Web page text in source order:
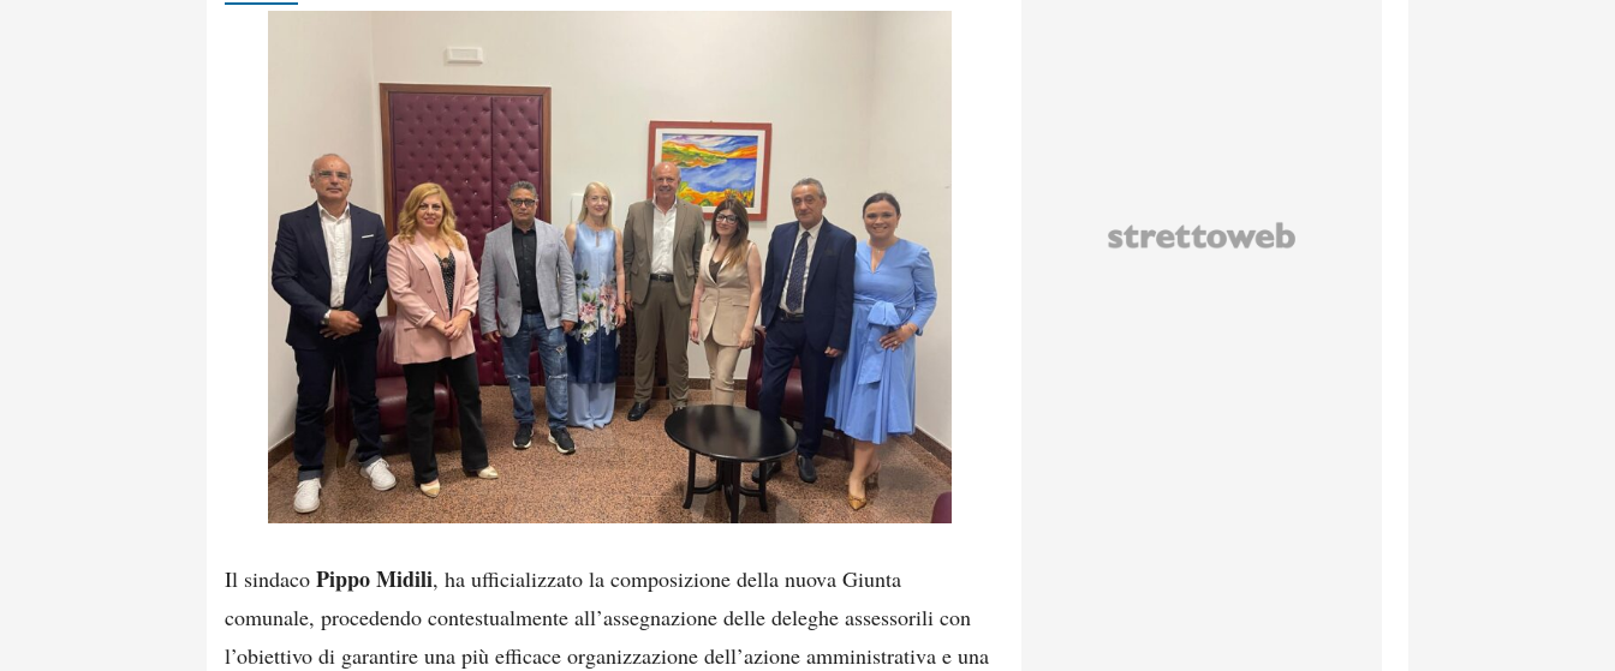
Il sindaco Pippo Midili, ha ufficializzato la composizione della nuova Giunta
comunale, procedendo contestualmente all’assegnazione delle deleghe assessorili con
l’obiettivo di garantire una più efficace organizzazione dell’azione amministrativa e una